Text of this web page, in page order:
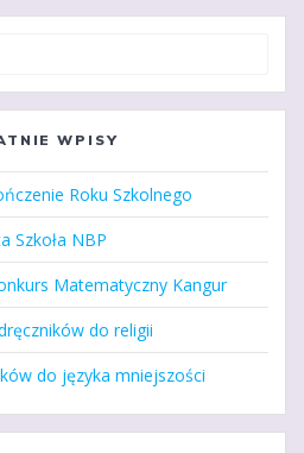
WPISY
Roku Szkolnego
Szkoła NBP
Matematyczny Kangur
do religii
do języka mniejszości